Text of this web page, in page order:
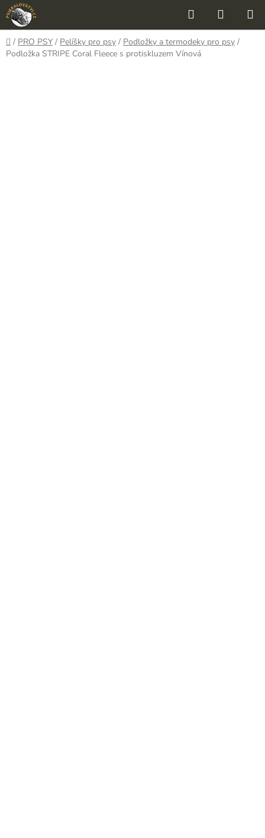
Přejít
na
obsah
Hledat
KOŠÍK
Domů
/ PRO PSY / Pelíšky pro psy / Podložky a termodeky pro psy /
Podložka STRIPE Coral Fleece s protiskluzem Vínová